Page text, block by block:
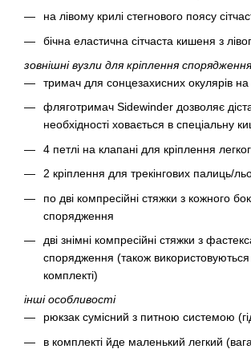
на лівому крилі стегнового поясу
бічна еластична сітчаста кишеня з
зовнішні вузли для кріплення спорядження
тримач для сонцезахисних окулярів на
фляготримач Sidewinder дозволяє
необхідності ховається в спеціальну
4 петлі на клапані для кріплення
2 кріплення для трекінгових палиць/
по дві компресійні стяжки з кожного
спорядження
дві знімні компресійні стяжки з
спорядження (також
комплекті)
інші особливості
рюкзак сумісний з питною системою
в комплекті йде маленький легкий